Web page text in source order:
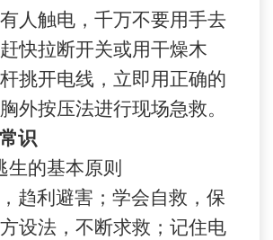
人触电，千万不要用手去
快拉断开关或用干燥木
挑开电线，立即用正确的
外按压法进行现场急救。
识
生的基本原则
趋利避害；学会自救，保
设法，不断求救；记住电